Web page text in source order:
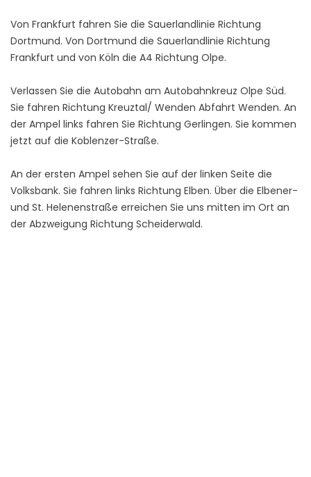
Von Frankfurt fahren Sie die Sauerlandlinie Richtung
Dortmund. Von Dortmund die Sauerlandlinie Richtung
Frankfurt und von Köln die A4 Richtung Olpe.
Verlassen Sie die Autobahn am Autobahnkreuz Olpe Süd.
Sie fahren Richtung Kreuztal/ Wenden Abfahrt Wenden. An
der Ampel links fahren Sie Richtung Gerlingen. Sie kommen
jetzt auf die Koblenzer-Straße.
An der ersten Ampel sehen Sie auf der linken Seite die
Volksbank. Sie fahren links Richtung Elben. Über die Elbener-
und St. Helenenstraße erreichen Sie uns mitten im Ort an
der Abzweigung Richtung Scheiderwald.